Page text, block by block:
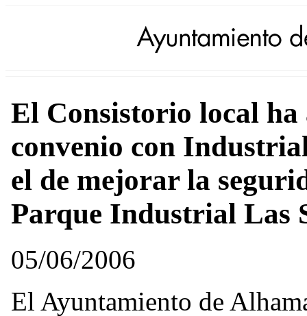
El Consistorio local
convenio con
el de mejorar la
Parque Industrial Las
05/06/2006
El Ayuntamiento de